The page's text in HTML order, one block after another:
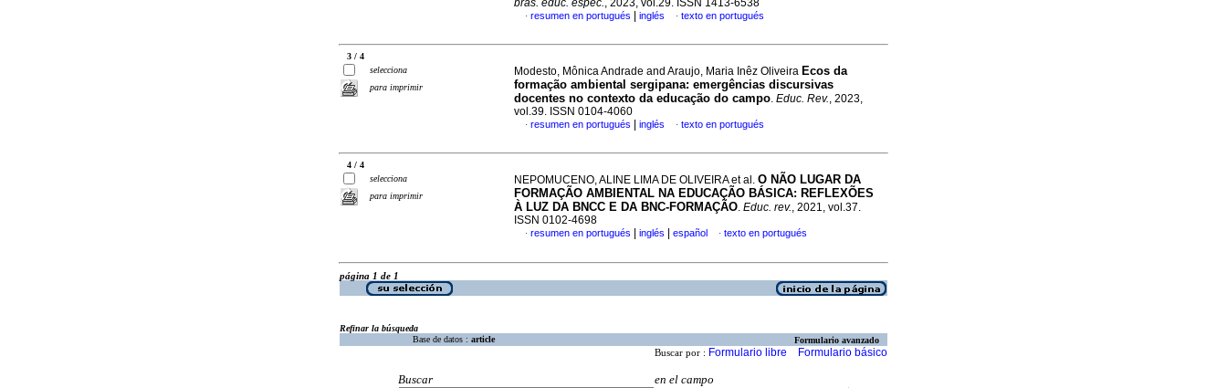
bras. educ. espec., 2023, vol.29. ISSN 1413-6538
· resumen en portugués inglés · texto en portugués
3 / 4
selecciona
para imprimir
Modesto, Mônica Andrade and Araujo, Maria Inêz Oliveira Ecos da
formação ambiental sergipana: emergências discursivas
docentes no contexto da educação do campo. Educ. Rev., 2023,
vol.39. ISSN 0104-4060
· resumen en portugués inglés · texto en portugués
4 / 4
selecciona
para imprimir
NEPOMUCENO, ALINE LIMA DE OLIVEIRA et al. O NÃO LUGAR DA
FORMAÇÃO AMBIENTAL NA EDUCAÇÃO BÁSICA: REFLEXÕES
À LUZ DA BNCC E DA BNC-FORMAÇÃO. Educ. rev., 2021, vol.37.
ISSN 0102-4698
· resumen en portugués inglés español · texto en portugués
página 1 de 1
Refinar la búsqueda
Base de datos : article Formulario avanzado
Buscar por : Formulario libre Formulario básico
Buscar en el campo